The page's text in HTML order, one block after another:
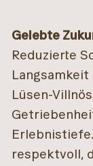
Gelebte
Reduzierte
Lüsen-
respektvoll,